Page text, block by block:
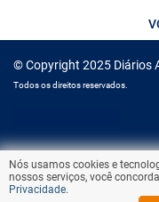
© Copyright 2025 Diários
Todos os direitos reservados.
Nós usamos cookies e
nossos serviços, você
Privacidade.